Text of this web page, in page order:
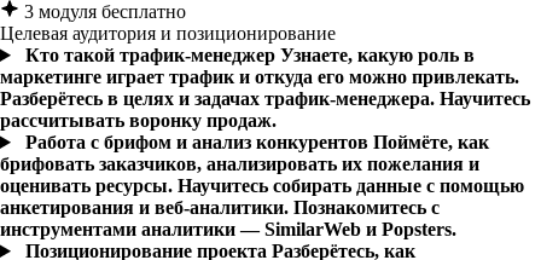
3 модуля бесплатно
Целевая аудитория и позиционирование
Кто такой трафик-менеджер Узнаете, какую роль в
маркетинге играет трафик и откуда его можно привлекать.
Разберётесь в целях и задачах трафик-менеджера. Научитесь
рассчитывать воронку продаж.
Работа с брифом и анализ конкурентов Поймёте, как
брифовать заказчиков, анализировать их пожелания и
оценивать ресурсы. Научитесь собирать данные с помощью
анкетирования и веб-аналитики. Познакомитесь с
инструментами аналитики — SimilarWeb и Popsters.
Позиционирование проекта Разберётесь, как